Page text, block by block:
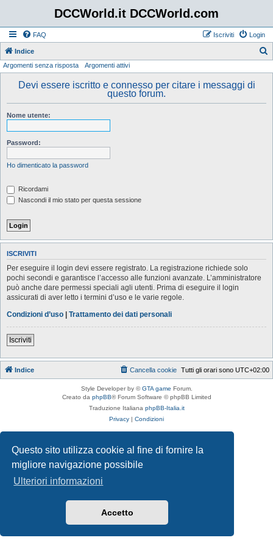
Questo sito utilizza cookie al fine di fornire la
migliore navigazione possibile
Ulteriori informazioni
Accetto
DCCWorld.it DCCWorld.com
FAQ Login
Iscriviti
Indice
Argomenti senza risposta Argomenti attivi
Devi essere iscritto e connesso per citare i messaggi di
questo forum.
Nome utente:
Password:
Ho dimenticato la password
Ricordami
Nascondi il mio stato per questa sessione
ISCRIVITI
Per eseguire il login devi essere registrato. La registrazione richiede solo
pochi secondi e garantisce l’accesso alle funzioni avanzate. L’amministratore
può anche dare permessi speciali agli utenti. Prima di eseguire il login
assicurati di aver letto i termini d’uso e le varie regole.
Condizioni d’uso | Trattamento dei dati personali
Iscriviti
Indice Tutti gli orari sono UTC+02:00
Cancella cookie
Style Developer by ©GTA game Forum.
Creato da phpBB® Forum Software © phpBB Limited
Traduzione Italiana phpBB-Italia.it
Privacy | Condizioni